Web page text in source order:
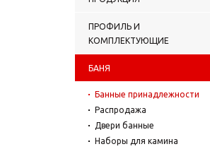
ПРОФИЛЬ И
КОМПЛЕКТУЮЩИЕ
БАНЯ
Банные принадлежности
Распродажа
Двери банные
Наборы для камина